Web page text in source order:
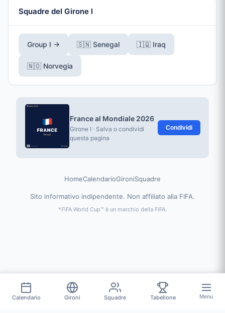
Squadre del Girone I
Group I → 🇸🇳 Senegal 🇮🇶 Iraq
🇳🇴 Norvegia
France al Mondiale 2026
Girone I · Salva o condividi
questa pagina
Condividi
HomeCalendarioGironiSquadre
Sito informativo indipendente. Non affiliato alla FIFA.
*FIFA World Cup™ è un marchio della FIFA.
Calendario Gironi Squadre Tabellone Menu